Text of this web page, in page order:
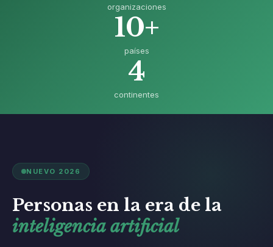
organizaciones
10+
países
4
continentes
NUEVO 2026
Personas en la era de la
inteligencia artificial